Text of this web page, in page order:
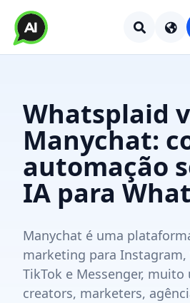
Whatsplaid
Manychat:
automação
IA para
Manychat é uma
marketing para Instagram,
TikTok e Messenger, muito
creators, marketers,